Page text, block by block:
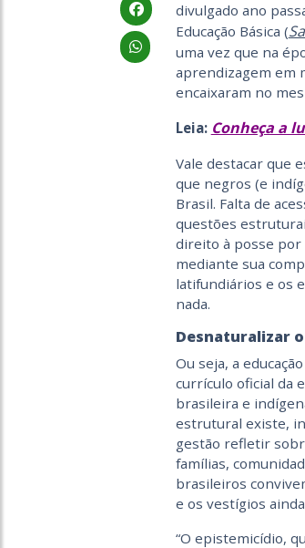
divulgado ano
Educação Básica (
uma vez que na
aprendizagem em
encaixaram no
Leia: Conheça a
Vale destacar que
que negros (e
Brasil. Falta de
questões
direito à posse
mediante sua
latifundiários e os
nada.
Desnaturalizar
Ou seja, a
currículo oficial da
brasileira e
estrutural existe,
gestão refletir
famílias,
brasileiros
e os vestígios
“O epistemicídio,